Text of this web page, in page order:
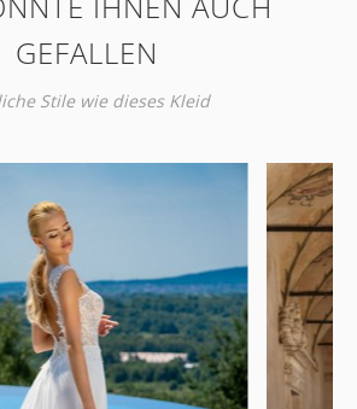
GEFALLEN
Stile wie dieses Kleid